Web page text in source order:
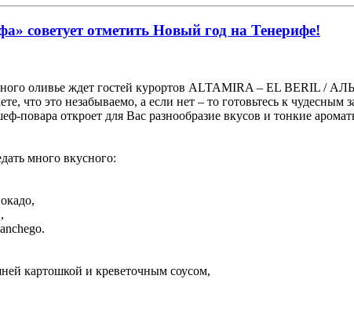
советует отметить Новый год на Тенерифе!
оливье ждет гостей курортов ALTAMIRA – EL BERIL /
что это незабываемо, а если нет – то готовьтесь к
повара откроет для Вас разнообразие вкусов и тонкие
много вкусного:
картошкой и креветочным соусом,